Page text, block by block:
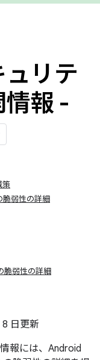
リテ
報 -
策
弱性の詳細
脆弱性の詳細
日更新
報には、Android